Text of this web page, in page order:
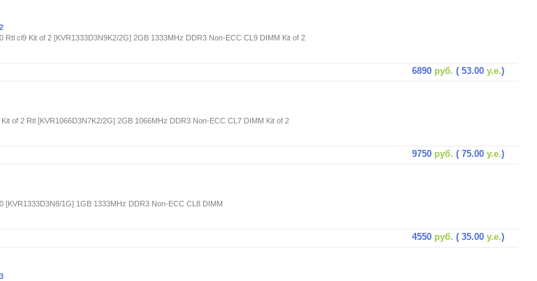
cl9 Kit of 2 [KVR1333D3N9K2/2G] 2GB 1333MHz DDR3 Non-ECC CL9 DIMM Kit of 2
6890 руб. ( 53.00 у.е.)
of 2 Rtl [KVR1066D3N7K2/2G] 2GB 1066MHz DDR3 Non-ECC CL7 DIMM Kit of 2
9750 руб. ( 75.00 у.е.)
1G] 1GB 1333MHz DDR3 Non-ECC CL8 DIMM
4550 руб. ( 35.00 у.е.)